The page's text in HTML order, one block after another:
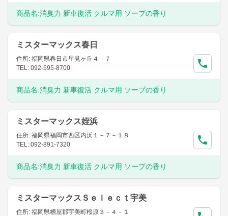
商品名:消臭力 新車復活 クルマ用 ソープの香り
ミスターマックス春日
住所: 福岡県春日市星見ヶ丘４－７
TEL: 092-595-8700
商品名:消臭力 新車復活 クルマ用 ソープの香り
ミスターマックス姪浜
住所: 福岡県福岡市西区内浜１－７－１８
TEL: 092-891-7320
商品名:消臭力 新車復活 クルマ用 ソープの香り
ミスターマックスＳｅｌｅｃｔ宇美
住所: 福岡県糟屋郡宇美町桜原３－４－１